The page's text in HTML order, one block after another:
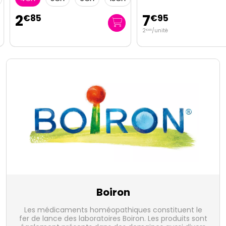
2€85 7€95
2€65/unité
Boiron
Les médicaments homéopathiques constituent le
fer de lance des laboratoires Boiron. Les produits sont